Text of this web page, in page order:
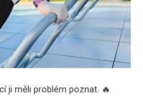
ji měli problém poznat. 🔥